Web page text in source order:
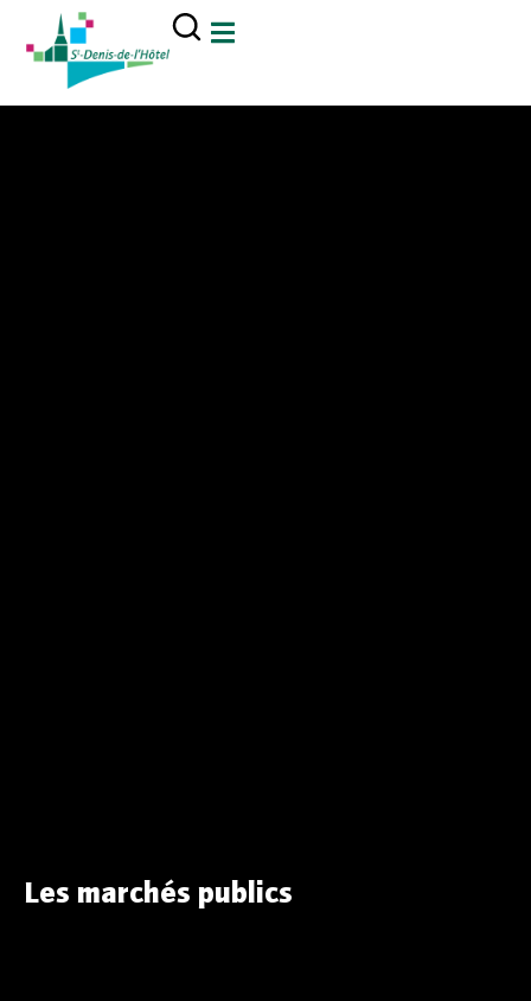
principal
Les marchés publics